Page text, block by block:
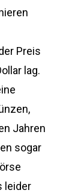
Preis
lag.
Jahren
sogar
leider